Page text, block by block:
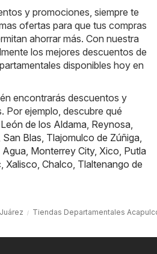
y promociones, siempre te
ofertas para que tus compras
ahorrar más. Con nuestra
los mejores descuentos de
disponibles hoy en
encontrarás descuentos y
Por ejemplo, descubre qué
León de los Aldama, Reynosa,
San Blas, Tlajomulco de Zúñiga,
Agua, Monterrey City, Xico, Putla
, Xalisco, Chalco, Tlaltenango de
Tiendas Departamentales